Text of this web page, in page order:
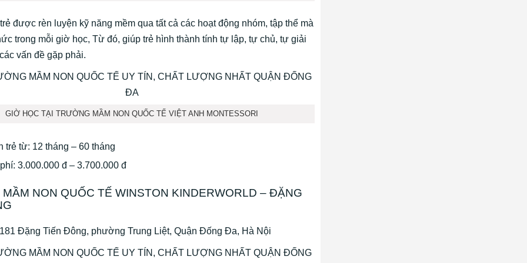
được rèn luyện kỹ năng mềm qua tất cả các hoạt động nhóm, tập thể mà
trong mỗi giờ học, Từ đó, giúp trẻ hình thành tính tự lập, tự chủ, tự giải
vấn đề gặp phải.
GIỜ HỌC TẠI TRƯỜNG MẦM NON QUỐC TẾ VIỆT ANH MONTESSORI
trẻ từ: 12 tháng – 60 tháng
3.000.000 đ – 3.700.000 đ
NON QUỐC TẾ WINSTON KINDERWORLD – ĐẶNG
Đặng Tiến Đông, phường Trung Liệt, Quận Đống Đa, Hà Nội